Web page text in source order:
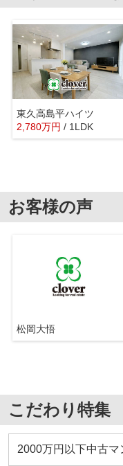
東久高島平ハイツ
2,780万円 / 1LDK
お客様の声
松岡大悟
こだわり特集
2000万円以下中古マ